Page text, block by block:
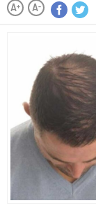
A+ A-